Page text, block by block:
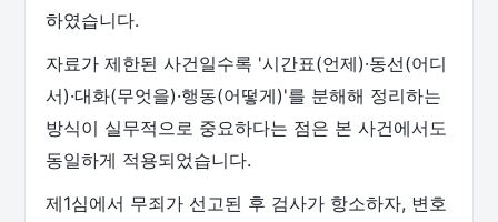
하였습니다.
자료가 제한된 사건일수록 '시간표(언제)·동선(어디
서)·대화(무엇을)·행동(어떻게)'를 분해해 정리하는
방식이 실무적으로 중요하다는 점은 본 사건에서도
동일하게 적용되었습니다.
제1심에서 무죄가 선고된 후 검사가 항소하자, 변호